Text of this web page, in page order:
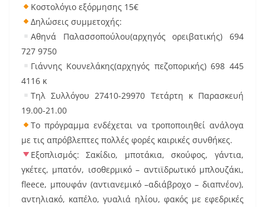
Κοστολόγιο εξόρμησης 15€
Δηλώσεις συμμετοχής:
Αθηνά Παλασσοπούλου(αρχηγός ορειβατικής) 694
727 9750
Γιάννης Κουνελάκης(αρχηγός πεζοπορικής) 698 445
4116 κ
Τηλ Συλλόγου 27410-29970 Τετάρτη κ Παρασκευή
19.00-21.00
Το πρόγραμμα ενδέχεται να τροποποιηθεί ανάλογα
με τις απρόβλεπτες πολλές φορές καιρικές συνθήκες.
Εξοπλισμός: Σακίδιο, μποτάκια, σκούφος, γάντια,
γκέτες, μπατόν, ισοθερμικό – αντιϊδρωτικό μπλουζάκι,
fleece, μπουφάν (αντιανεμικό –αδιάβροχο – διαπνέον),
αντηλιακό, καπέλο, γυαλιά ηλίου, φακός με εφεδρικές